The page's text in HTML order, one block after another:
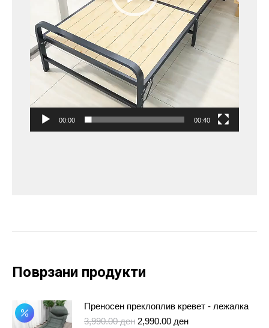
00:00 00:40
Поврзани продукти
Преносен преклоплив кревет - лежалка
3,990.00ден Original
2,990.00 денCurrent